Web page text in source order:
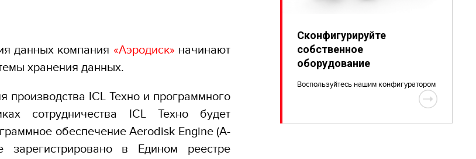
данных компания «Аэродиск» начинают
хранения данных.
ICL Техно и программного
сотрудничества ICL Техно будет
обеспечение Aerodisk Engine (A-
зарегистрировано в Едином реестре
Сконфигурируйте
собственное
оборудование
Воспользуйтесь нашим конфигуратором